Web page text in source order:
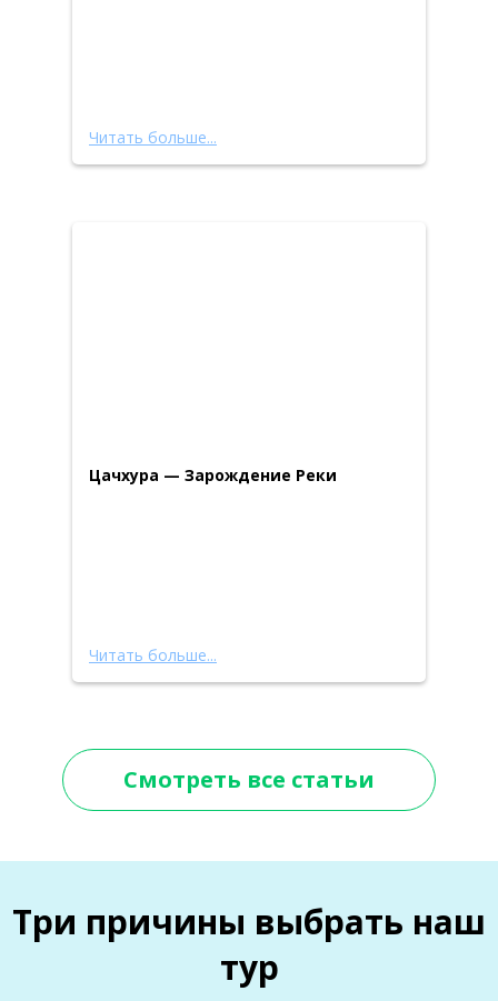
Читать больше...
Цачхура — Зарождение Реки
Читать больше...
Смотреть все статьи
Три причины выбрать наш
тур